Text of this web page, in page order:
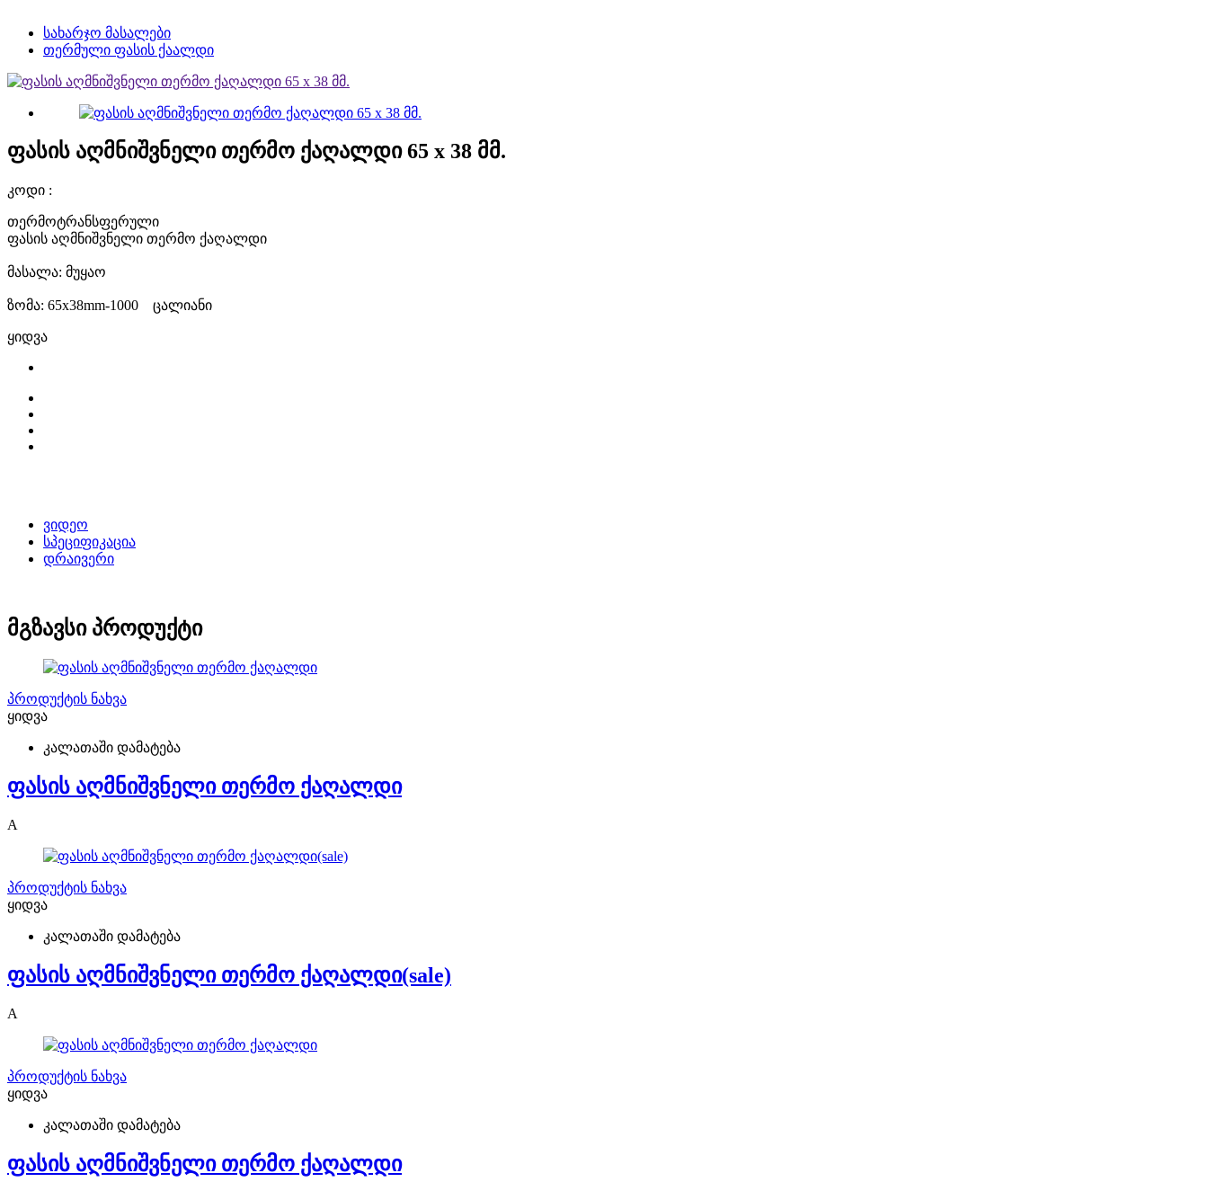
სახარჯო მასალები
თერმული ფასის ქაალდი
ფასის აღმნიშვნელი თერმო ქაღალდი 65 x 38 მმ.
კოდი :
თერმოტრანსფერული
ფასის აღმნიშვნელი თერმო ქაღალდი
მასალა: მუყაო
ზომა: 65x38mm-1000 ცალიანი
ყიდვა
ვიდეო
სპეციფიკაცია
დრაივერი
მგზავსი პროდუქტი
პროდუქტის ნახვა
ყიდვა
კალათაში დამატება
ფასის აღმნიშვნელი თერმო ქაღალდი
A
პროდუქტის ნახვა
ყიდვა
კალათაში დამატება
ფასის აღმნიშვნელი თერმო ქაღალდი(sale)
A
პროდუქტის ნახვა
ყიდვა
კალათაში დამატება
ფასის აღმნიშვნელი თერმო ქაღალდი